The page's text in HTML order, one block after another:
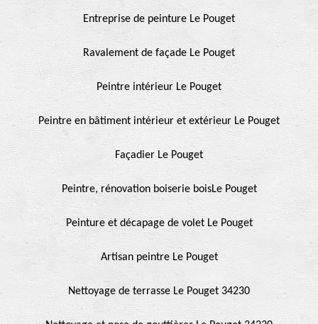
Entreprise de peinture Le Pouget
Ravalement de façade Le Pouget
Peintre intérieur Le Pouget
Peintre en bâtiment intérieur et extérieur Le Pouget
Façadier Le Pouget
Peintre, rénovation boiserie boisLe Pouget
Peinture et décapage de volet Le Pouget
Artisan peintre Le Pouget
Nettoyage de terrasse Le Pouget 34230